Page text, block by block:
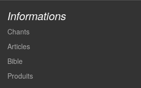
Informations
Chants
Articles
Bible
Produits